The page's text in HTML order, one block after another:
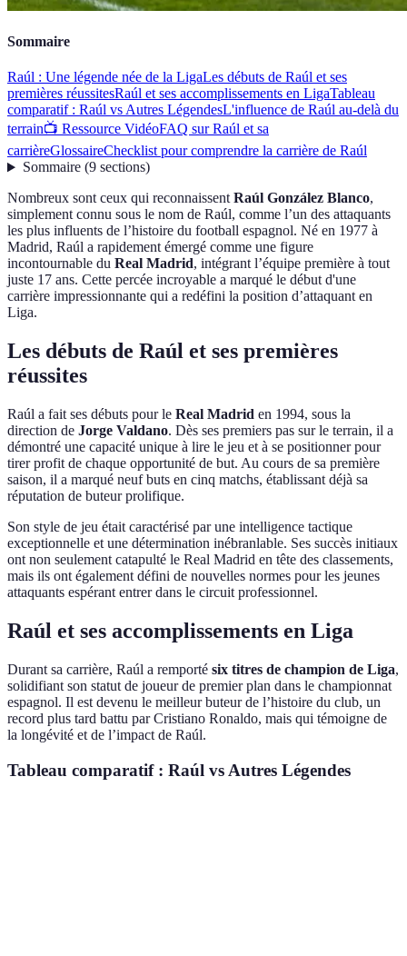
Sommaire
Raúl : Une légende née de la LigaLes débuts de Raúl et ses
premières réussitesRaúl et ses accomplissements en LigaTableau
comparatif : Raúl vs Autres LégendesL'influence de Raúl au-delà du
terrain📺 Ressource VidéoFAQ sur Raúl et sa
carrièreGlossaireChecklist pour comprendre la carrière de Raúl
Sommaire(9 sections)
Nombreux sont ceux qui reconnaissentRaúl González Blanco,
simplement connu sous le nom de Raúl, comme l’un des attaquants
les plus influents de l’histoire du football espagnol. Né en 1977 à
Madrid, Raúl a rapidement émergé comme une figure
incontournable du Real Madrid, intégrant l’équipe première à tout
juste 17 ans. Cette percée incroyable a marqué le début d'une
carrière impressionnante qui a redéfini la position d’attaquant en
Liga.
Les débuts de Raúl et ses premières
réussites
Raúl a fait ses débuts pour le Real Madrid en 1994, sous la
direction de Jorge Valdano. Dès ses premiers pas sur le terrain, il a
démontré une capacité unique à lire le jeu et à se positionner pour
tirer profit de chaque opportunité de but. Au cours de sa première
saison, il a marqué neuf buts en cinq matchs, établissant déjà sa
réputation de buteur prolifique.
Son style de jeu était caractérisé par une intelligence tactique
exceptionnelle et une détermination inébranlable. Ses succès initiaux
ont non seulement catapulté le Real Madrid en tête des classements,
mais ils ont également défini de nouvelles normes pour les jeunes
attaquants espérant entrer dans le circuit professionnel.
Raúl et ses accomplissements en Liga
Durant sa carrière, Raúl a remporté six titres de champion de Liga,
solidifiant son statut de joueur de premier plan dans le championnat
espagnol. Il est devenu le meilleur buteur de l’histoire du club, un
record plus tard battu par Cristiano Ronaldo, mais qui témoigne de
la longévité et de l’impact de Raúl.
Tableau comparatif : Raúl vs Autres Légendes